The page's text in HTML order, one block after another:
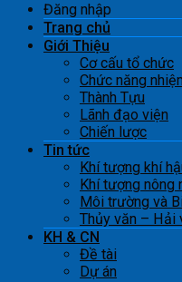
Đăng nhập
Trang chủ
Giới Thiệu
Cơ cấu tổ chức
Chức năng
Thành Tựu
Lãnh đạo viện
Chiến lược
Tin tức
Khí tượng khí
Khí tượng nông
Môi trường và
Thủy văn – Hải
KH & CN
Đề tài
Dự án